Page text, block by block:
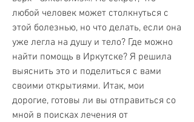
любой человек может столкнуться с
этой болезнью, но что делать, если она
уже легла на душу и тело? Где можно
найти помощь в Иркутске? Я решила
выяснить это и поделиться с вами
своими открытиями. Итак, мои
дорогие, готовы ли вы отправиться со
мной в поисках лечения от